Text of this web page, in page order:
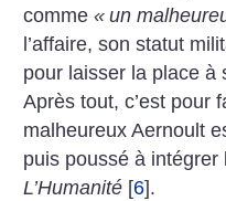
comme« un
l’affaire, son statut
pour laisser la place à
Après tout, c’est pour
malheureux Aernoult
puis poussé à intégrer
L’Humanité [6].